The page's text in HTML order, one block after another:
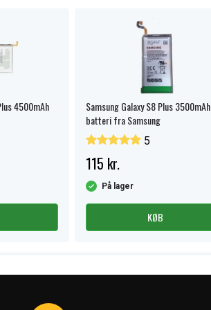
4500mAh
Samsung Galaxy S8 Plus 3500mAh
batteri fra Samsung
5
115 kr.
På lager
KØB